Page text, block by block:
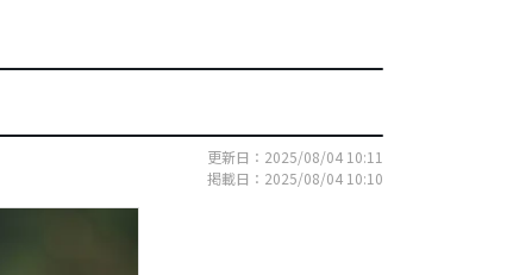
更新日：2025/08/04 10:11
掲載日：2025/08/04 10:10